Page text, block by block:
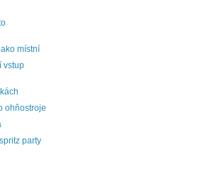
místní
vstup
ohňostroje
party